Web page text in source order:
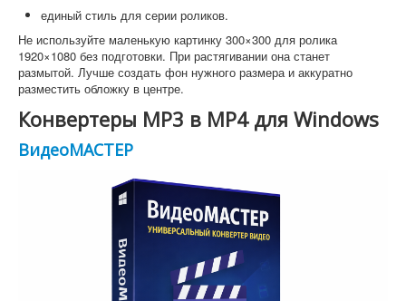
единый стиль для серии роликов.
Не используйте маленькую картинку 300×300 для ролика
1920×1080 без подготовки. При растягивании она станет
размытой. Лучше создать фон нужного размера и аккуратно
разместить обложку в центре.
Конвертеры MP3 в MP4 для Windows
ВидеоМАСТЕР